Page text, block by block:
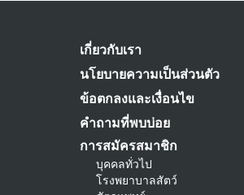
เกี่ยวกับเรา
นโยบายความเป็นส่วนตัว
ข้อตกลงและเงื่อนไข
คำถามที่พบบ่อย
การสมัครสมาชิก
บุคคลทั่วไป
โรงพยาบาลสัตว์